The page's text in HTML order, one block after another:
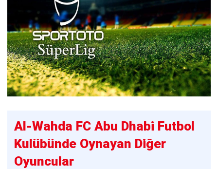
Al-Wahda FC Abu Dhabi Futbol
Kulübünde Oynayan Diğer
Oyuncular